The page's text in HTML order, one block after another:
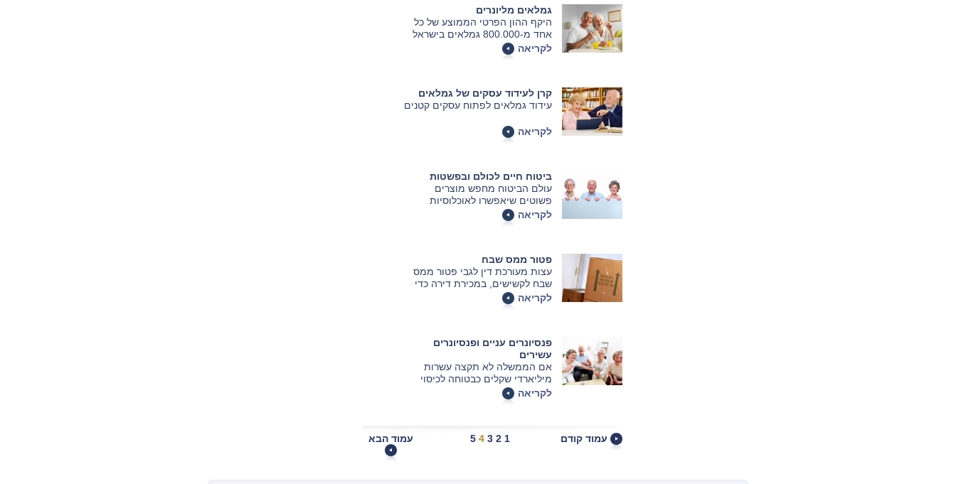
של החיים.
גמלאים מליונרים
היקף ההון הפרטי הממוצע של כל
אחד מ-800.000 גמלאים בישראל
לקריאה
קרן לעידוד עסקים של גמלאים
עידוד גמלאים לפתוח עסקים קטנים
לקריאה
ביטוח חיים לכולם ובפשטות
עולם הביטוח מחפש מוצרים
פשוטים שיאפשרו לאוכלוסיות
גדולות להצטרף לביטוח בפשטות,
בביטחון, שיהיו מכוסים ובלי
לקריאה
פטור ממס שבח
עצות מעורכת דין לגבי פטור ממס
שבח לקשישים, במכירת דירה כדי
לרכוש זכות בבית אבות או בדיור
לקריאה
פנסיונרים עניים ופנסיונרים
עשירים
אם הממשלה לא תקצה עשרות
מיליארדי שקלים כבטוחה לכיסוי
גירעונותיה של הפנסיה התקציבית -
הסכנה לקריסתה לא תוסר. כך סבור
ופנסיונרים עשירים.
לקריאה
עמוד קודם 1
2
3
4
5 עמוד הבא